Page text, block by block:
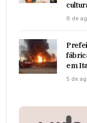
6 de
em
5 de